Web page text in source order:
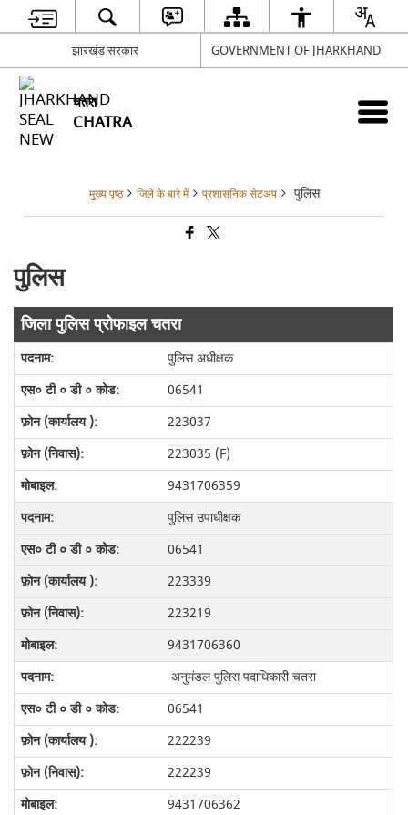
झारखंड सरकार GOVERNMENT OF JHARKHAND
चतरा
CHATRA
मुख्य पृष्ठ जिले के बारे में प्रशासनिक सेटअप पुलिस
पुलिस
जिला पुलिस प्रोफाइल चतरा
पुलिस अधीक्षक
06541
223037
223035 (F)
9431706359
पुलिस उपाधीक्षक
06541
223339
223219
9431706360
अनुमंडल पुलिस पदाधिकारी चतरा
06541
222239
222239
9431706362